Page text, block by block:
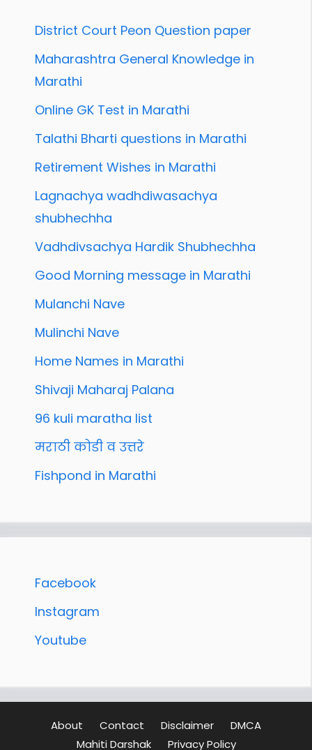
District Court Peon Question paper
Maharashtra General Knowledge in
Marathi
Online GK Test in Marathi
Talathi Bharti questions in Marathi
Retirement Wishes in Marathi
Lagnachya wadhdiwasachya
shubhechha
Vadhdivsachya Hardik Shubhechha
Good Morning message in Marathi
Mulanchi Nave
Mulinchi Nave
Home Names in Marathi
Shivaji Maharaj Palana
96 kuli maratha list
मराठी कोडी व उत्तरे
Fishpond in Marathi
Facebook
Instagram
Youtube
About Contact Disclaimer
DMCA
Mahiti Darshak
Privacy Policy